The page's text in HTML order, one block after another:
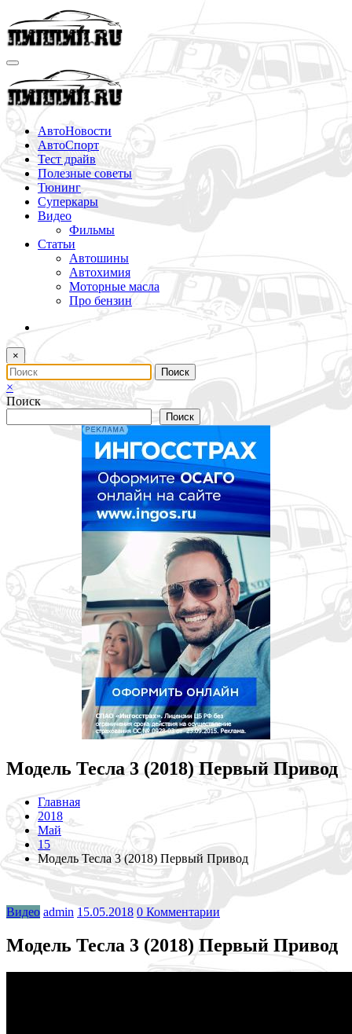
Перейти
к
содержимому
АвтоНовости
АвтоСпорт
Тест драйв
Полезные советы
Тюнинг
Суперкары
Видео
Фильмы
Статьи
Автошины
Автохимия
Моторные масла
Про бензин
×
×
Поиск
Поиск
Модель Тесла 3 (2018) Первый Привод
Главная
2018
Май
15
Модель Тесла 3 (2018) Первый Привод
Видео admin 15.05.2018 0 Комментарии
Модель Тесла 3 (2018) Первый Привод